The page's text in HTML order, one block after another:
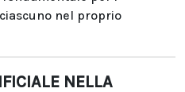
nel proprio
NELLA